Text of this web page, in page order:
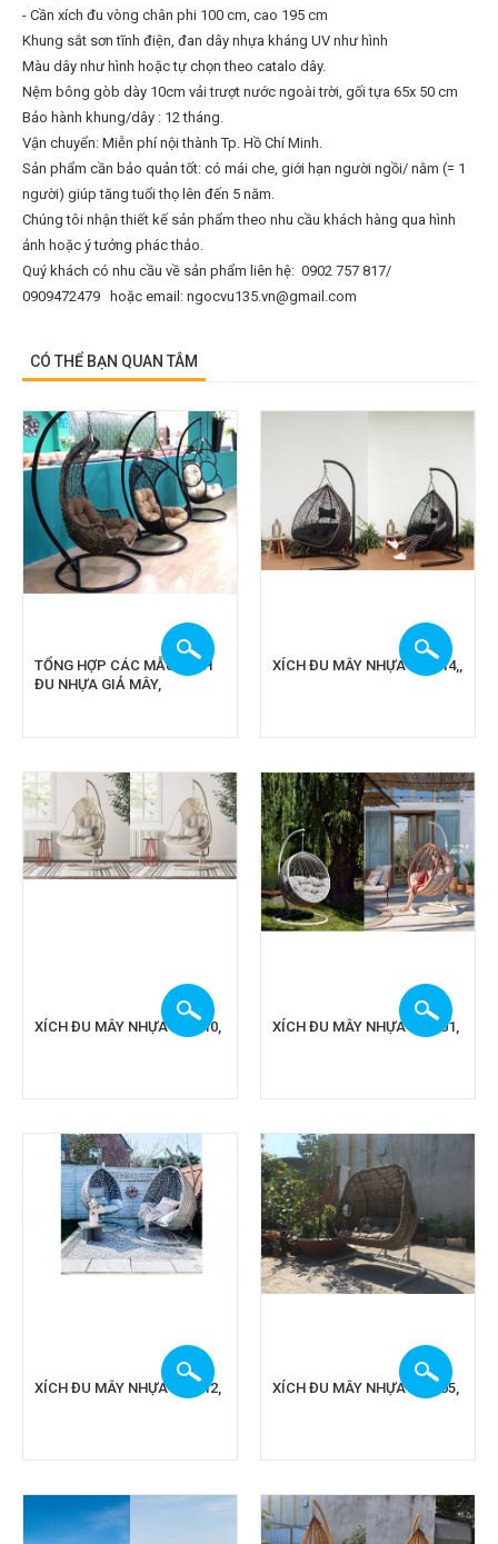
- Cần xích đu vòng chân phi 100 cm, cao 195 cm
Khung sắt sơn tĩnh điện, đan dây nhựa kháng UV như hình
Màu dây như hình hoặc tự chọn theo catalo dây.
Nệm bông gòb dày 10cm vải trượt nước ngoài trời, gối tựa 65x 50 cm
Bảo hành khung/dây : 12 tháng.
Vận chuyển: Miễn​ p​hí nội thành​ Tp. Hồ Chí Minh.
Sản phẩm cần bảo quản tốt: có mái che, giới hạn người ngồi/ nằm (= 1
người) giúp tăng tuổi thọ lên đến 5 năm.
Chúng tôi nhận thiết kế sản phẩm theo nhu cầu khách hàng qua hình
ảnh hoặc ý tưởng phác thảo.
Quý khách có nhu cầu về sản phẩm liên hệ: 0902 757 817/
0909472479
hoặc email: ngocvu135.vn@gmail.com
CÓ THỂ BẠN QUAN TÂM
TỔNG HỢP CÁC MẪU XÍCH
ĐU NHỰA GIẢ MÂY,
XÍCH ĐU MÂY NHỰA CA 914,,
XÍCH ĐU MÂY NHỰA CA 910, XÍCH ĐU MÂY NHỰA CA 901,
XÍCH ĐU MÂY NHỰA CA 912, XÍCH ĐU MÂY NHỰA CA 905,